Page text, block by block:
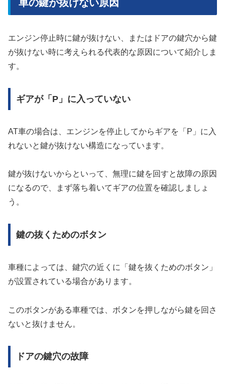
車の鍵が抜けない原因
エンジン停止時に鍵が抜けない、またはドアの鍵穴から鍵
が抜けない時に考えられる代表的な原因について紹介しま
す。
ギアが「P」に入っていない
AT車の場合は、エンジンを停止してからギアを「P」に入
れないと鍵が抜けない構造になっています。
鍵が抜けないからといって、無理に鍵を回すと故障の原因
になるので、まず落ち着いてギアの位置を確認しましょ
う。
鍵の抜くためのボタン
車種によっては、鍵穴の近くに「鍵を抜くためのボタン」
が設置されている場合があります。
このボタンがある車種では、ボタンを押しながら鍵を回さ
ないと抜けません。
ドアの鍵穴の故障